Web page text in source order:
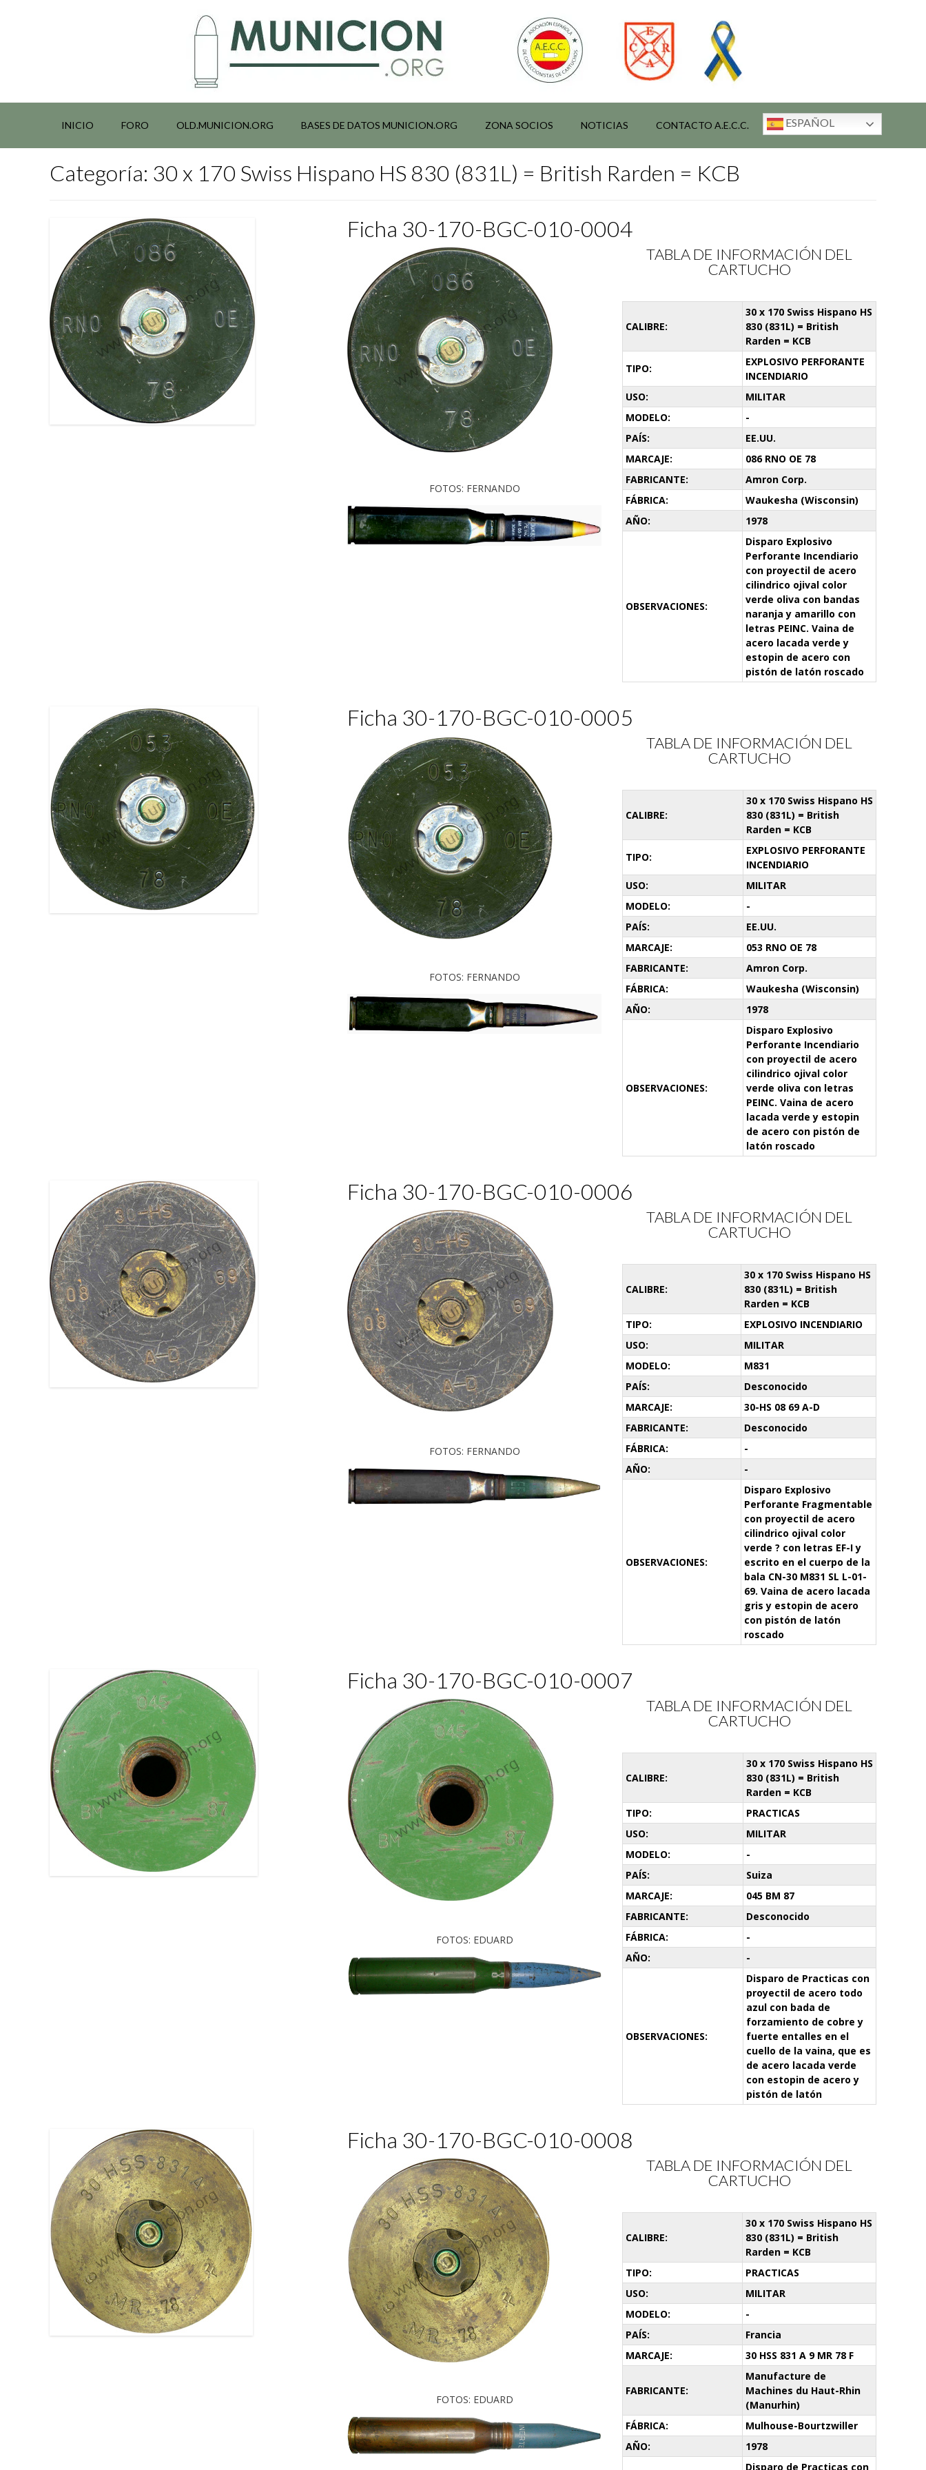
INICIO FORO OLD.MUNICION.ORG BASES DE DATOS MUNICION.ORG ZONA SOCIOS NOTICIAS CONTACTO A.E.C.C. ESPAÑOL
Categoría: 30 x 170 Swiss Hispano HS 830 (831L) = British Rarden = KCB
Ficha 30-170-BGC-010-0004
FOTOS: FERNANDO
TABLA DE INFORMACIÓN DEL
CARTUCHO
CALIBRE:
30 x 170 Swiss Hispano HS
830 (831L) = British
Rarden = KCB
TIPO:
EXPLOSIVO PERFORANTE
INCENDIARIO
USO:
MILITAR
MODELO:
-
PAÍS:
EE.UU.
MARCAJE:
086 RNO OE 78
FABRICANTE:
Amron Corp.
FÁBRICA:
Waukesha (Wisconsin)
AÑO:
1978
OBSERVACIONES:
Disparo Explosivo
Perforante Incendiario
con proyectil de acero
cilindrico ojival color
verde oliva con bandas
naranja y amarillo con
letras PEINC. Vaina de
acero lacada verde y
estopin de acero con
pistón de latón roscado
Ficha 30-170-BGC-010-0005
FOTOS: FERNANDO
TABLA DE INFORMACIÓN DEL
CARTUCHO
CALIBRE:
30 x 170 Swiss Hispano HS
830 (831L) = British
Rarden = KCB
TIPO:
EXPLOSIVO PERFORANTE
INCENDIARIO
USO:
MILITAR
MODELO:
-
PAÍS:
EE.UU.
MARCAJE:
053 RNO OE 78
FABRICANTE:
Amron Corp.
FÁBRICA:
Waukesha (Wisconsin)
AÑO:
1978
OBSERVACIONES:
Disparo Explosivo
Perforante Incendiario
con proyectil de acero
cilindrico ojival color
verde oliva con letras
PEINC. Vaina de acero
lacada verde y estopin
de acero con pistón de
latón roscado
Ficha 30-170-BGC-010-0006
FOTOS: FERNANDO
TABLA DE INFORMACIÓN DEL
CARTUCHO
CALIBRE:
30 x 170 Swiss Hispano HS
830 (831L) = British
Rarden = KCB
TIPO:
EXPLOSIVO INCENDIARIO
USO:
MILITAR
MODELO:
M831
PAÍS:
Desconocido
MARCAJE:
30-HS 08 69 A-D
FABRICANTE:
Desconocido
FÁBRICA:
-
AÑO:
-
OBSERVACIONES:
Disparo Explosivo
Perforante Fragmentable
con proyectil de acero
cilindrico ojival color
verde ? con letras EF-I y
escrito en el cuerpo de la
bala CN-30 M831 SL L-01-
69. Vaina de acero lacada
gris y estopin de acero
con pistón de latón
roscado
Ficha 30-170-BGC-010-0007
FOTOS: EDUARD
TABLA DE INFORMACIÓN DEL
CARTUCHO
CALIBRE:
30 x 170 Swiss Hispano HS
830 (831L) = British
Rarden = KCB
TIPO:
PRACTICAS
USO:
MILITAR
MODELO:
-
PAÍS:
Suiza
MARCAJE:
045 BM 87
FABRICANTE:
Desconocido
FÁBRICA:
-
AÑO:
-
OBSERVACIONES:
Disparo de Practicas con
proyectil de acero todo
azul con bada de
forzamiento de cobre y
fuerte entalles en el
cuello de la vaina, que es
de acero lacada verde
con estopin de acero y
pistón de latón
Ficha 30-170-BGC-010-0008
FOTOS: EDUARD
TABLA DE INFORMACIÓN DEL
CARTUCHO
CALIBRE:
30 x 170 Swiss Hispano HS
830 (831L) = British
Rarden = KCB
TIPO:
PRACTICAS
USO:
MILITAR
MODELO:
-
PAÍS:
Francia
MARCAJE:
30 HSS 831 A 9 MR 78 F
FABRICANTE:
Manufacture de
Machines du Haut-Rhin
(Manurhin)
FÁBRICA:
Mulhouse-Bourtzwiller
AÑO:
1978
Disparo de Practicas con